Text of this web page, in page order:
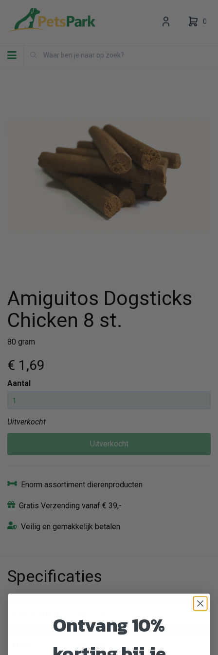
Toggle navigation
0
Vul hem met producten.
Amiguitos Dogsticks
Chicken 8 st.
80 gram
€ 1 ,69
Aantal
Uitverkocht
Uitverkocht
Enorm assortiment dierenproducten
Gratis Verzending vanaf € 39,-
Veilig en gemakkelijk betalen
Specificaties
Hond
Amiguitos
Ontvang 10%